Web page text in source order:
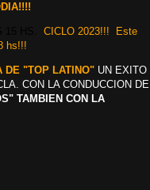
CICLO 2023!!! Este
hs!!!
DE "TOP LATINO" UN EXITO
CON LA CONDUCCION DE
TAMBIEN CON LA